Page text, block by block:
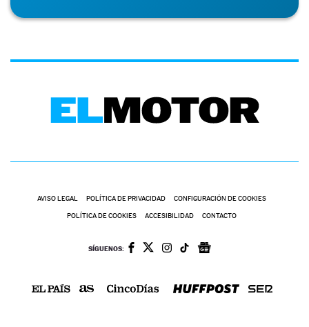
AVISO LEGAL POLÍTICA DE PRIVACIDAD CONFIGURACIÓN DE COOKIES
POLÍTICA DE COOKIES ACCESIBILIDAD CONTACTO
SÍGUENOS: